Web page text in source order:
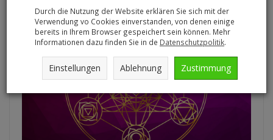
Durch die Nutzung der Website erklären Sie sich mit der
Verwendung vo Cookies einverstanden, von denen einige
bereits in Ihrem Browser gespeichert sein können. Mehr
Informationen dazu finden Sie in de Datenschutzpolitik.
Einstellungen Ablehnung Zustimmung